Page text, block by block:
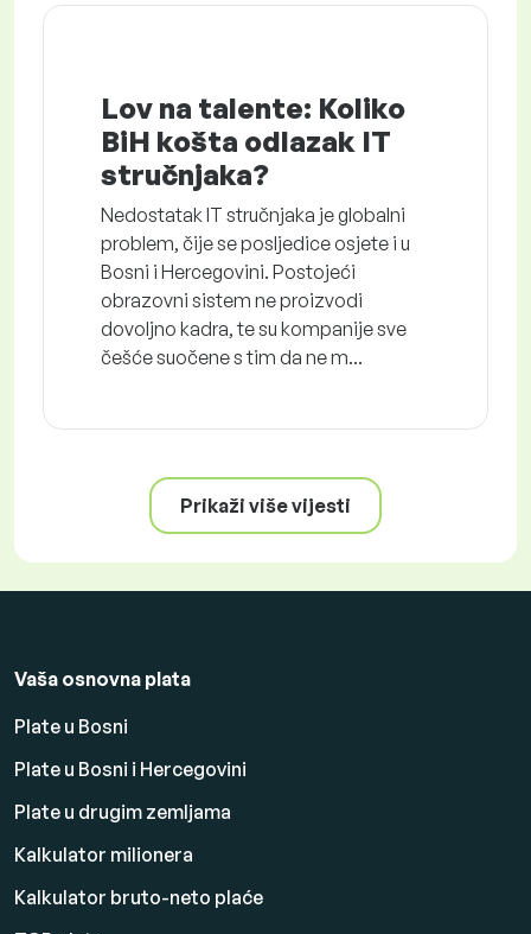
Lov na talente: Koliko
BiH košta odlazak IT
stručnjaka?
Nedostatak IT stručnjaka je globalni
problem, čije se posljedice osjete i u
Bosni i Hercegovini. Postojeći
obrazovni sistem ne proizvodi
dovoljno kadra, te su kompanije sve
češće suočene s tim da ne m...
Prikaži više vijesti
Vaša osnovna plata
Plate u Bosni
Plate u Bosni i Hercegovini
Plate u drugim zemljama
Kalkulator milionera
Kalkulator bruto-neto plaće